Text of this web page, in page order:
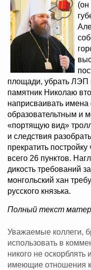
площади, убрать ЛЭП
памятник Николаю
наприсваивать
образовательтным и
«портящую вид»
и следствия
прекратить
всего 26 пунктов.
дикость требований
монгольский хан
русского князька.
Полный текст
Уважаемые коллеги,
использовать в
никого не оскорблять
имеющие отношения